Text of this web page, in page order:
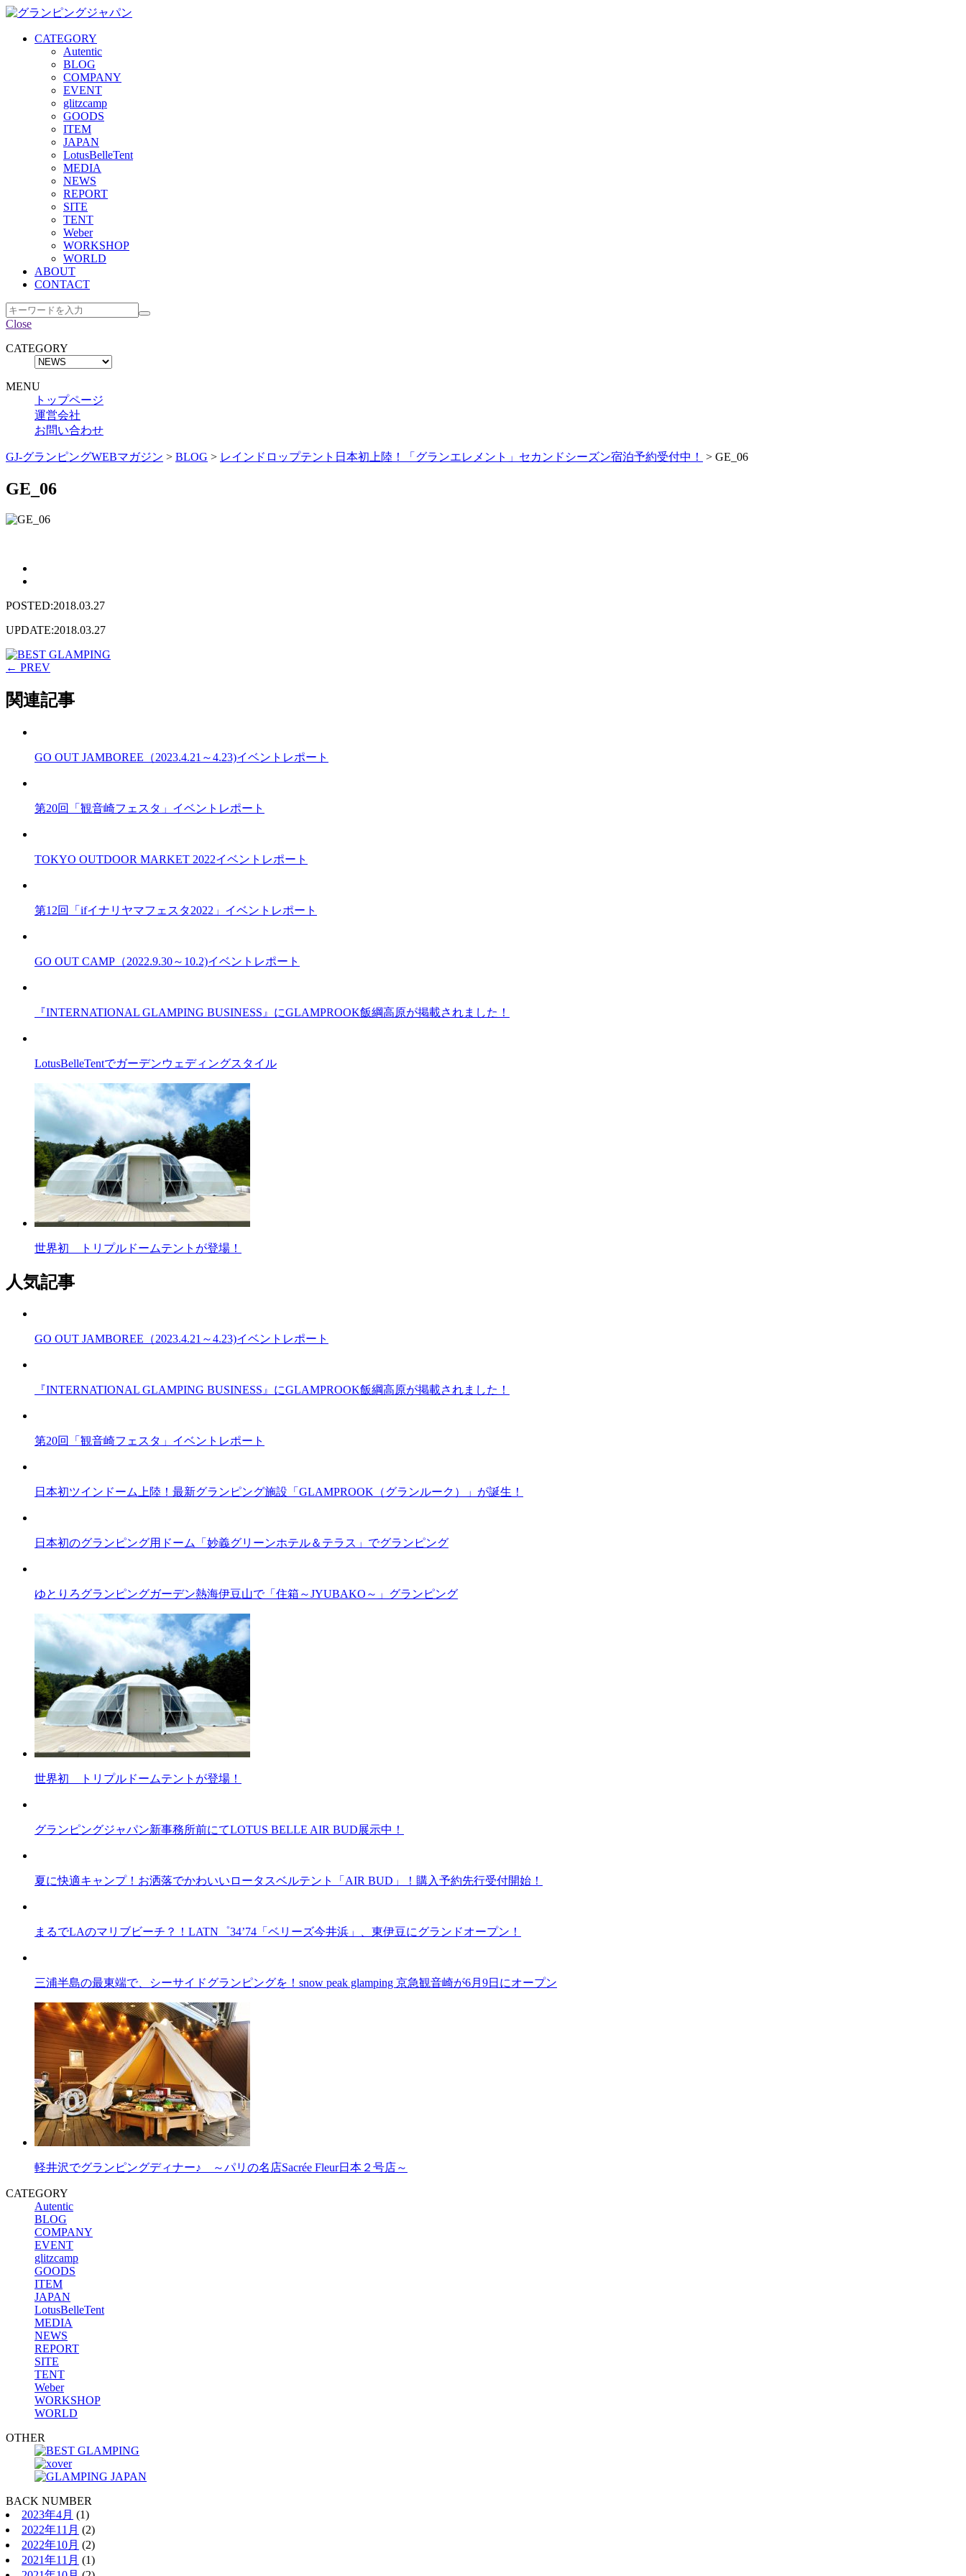
CATEGORY
Autentic
BLOG
COMPANY
EVENT
glitzcamp
GOODS
ITEM
JAPAN
LotusBelleTent
MEDIA
NEWS
REPORT
SITE
TENT
Weber
WORKSHOP
WORLD
ABOUT
CONTACT
Close
CATEGORY
MENU
トップページ
運営会社
お問い合わせ
GJ-グランピングWEBマガジン > BLOG > レインドロップテント日本初上陸！「グランエレメント」セカンドシーズン宿泊予約受付中！ > GE_06
GE_06
POSTED:2018.03.27
UPDATE:2018.03.27
← PREV
関連記事
GO OUT JAMBOREE（2023.4.21～4.23)イベントレポート
第20回「観音崎フェスタ」イベントレポート
TOKYO OUTDOOR MARKET 2022イベントレポート
第12回「ifイナリヤマフェスタ2022」イベントレポート
GO OUT CAMP（2022.9.30～10.2)イベントレポート
『INTERNATIONAL GLAMPING BUSINESS』にGLAMPROOK飯綱高原が掲載されました！
LotusBelleTentでガーデンウェディングスタイル
世界初 トリプルドームテントが登場！
人気記事
GO OUT JAMBOREE（2023.4.21～4.23)イベントレポート
『INTERNATIONAL GLAMPING BUSINESS』にGLAMPROOK飯綱高原が掲載されました！
第20回「観音崎フェスタ」イベントレポート
日本初ツインドーム上陸！最新グランピング施設「GLAMPROOK（グランルーク）」が誕生！
日本初のグランピング用ドーム「妙義グリーンホテル＆テラス」でグランピング
ゆとりろグランピングガーデン熱海伊豆山で「住箱～JYUBAKO～」グランピング
世界初 トリプルドームテントが登場！
グランピングジャパン新事務所前にてLOTUS BELLE AIR BUD展示中！
夏に快適キャンプ！お洒落でかわいいロータスベルテント「AIR BUD」！購入予約先行受付開始！
まるでLAのマリブビーチ？！LATN゜34’74「ベリーズ今井浜」、東伊豆にグランドオープン！
三浦半島の最東端で、シーサイドグランピングを！snow peak glamping 京急観音崎が6月9日にオープン
軽井沢でグランピングディナー♪ ～パリの名店Sacrée Fleur日本２号店～
CATEGORY
Autentic
BLOG
COMPANY
EVENT
glitzcamp
GOODS
ITEM
JAPAN
LotusBelleTent
MEDIA
NEWS
REPORT
SITE
TENT
Weber
WORKSHOP
WORLD
OTHER
BACK NUMBER
2023年4月 (1)
2022年11月 (2)
2022年10月 (2)
2021年11月 (1)